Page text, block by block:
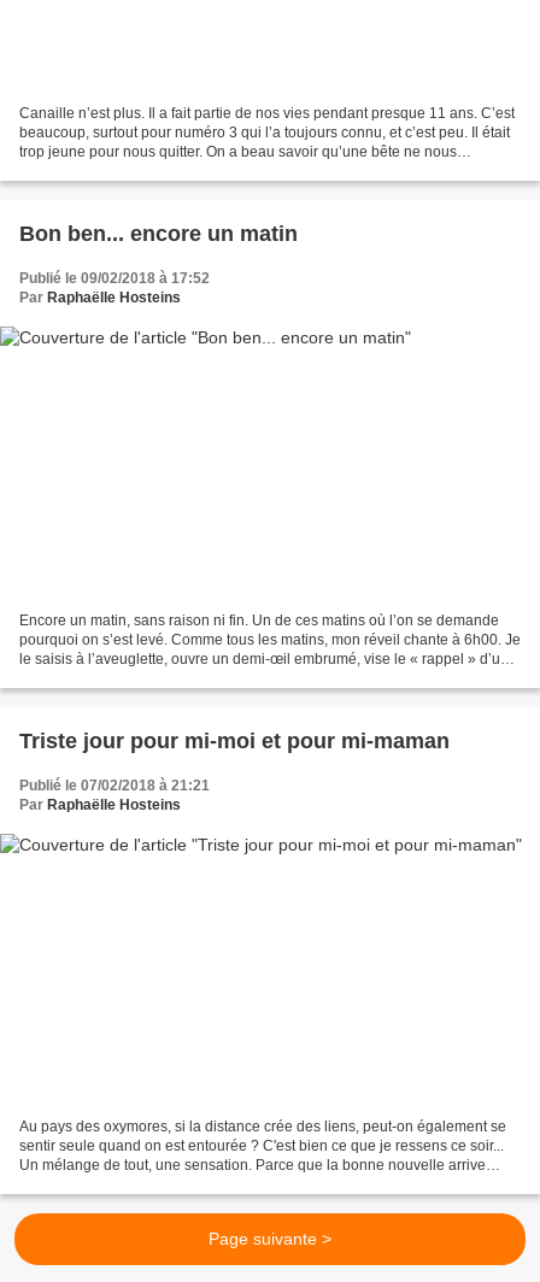
Canaille n’est plus. Il a fait partie de nos vies pendant presque 11 ans. C’est
beaucoup, surtout pour numéro 3 qui l’a toujours connu, et c’est peu. Il était
trop jeune pour nous quitter. On a beau savoir qu’une bête ne nous
Bon ben... encore un matin
Publié le 09/02/2018 à 17:52
Par Raphaëlle Hosteins
Encore un matin, sans raison ni fin. Un de ces matins où l’on se demande
pourquoi on s’est levé. Comme tous les matins, mon réveil chante à 6h00. Je
le saisis à l’aveuglette, ouvre un demi-œil embrumé, vise le « rappel » d’un
Triste jour pour mi-moi et pour mi-maman
Publié le 07/02/2018 à 21:21
Par Raphaëlle Hosteins
Au pays des oxymores, si la distance crée des liens, peut-on également se
sentir seule quand on est entourée ? C'est bien ce que je ressens ce soir...
Un mélange de tout, une sensation. Parce que la bonne nouvelle arrive
Page suivante >